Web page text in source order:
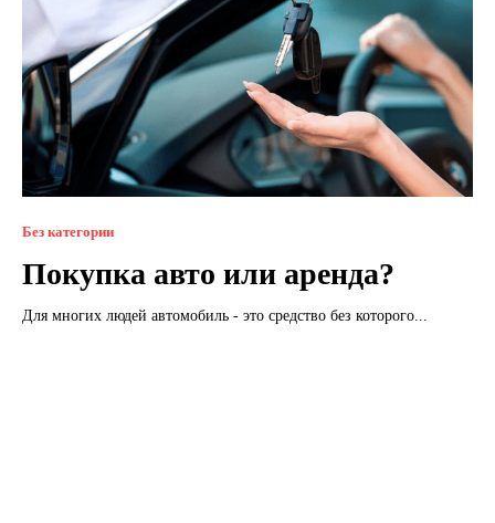
Без категории
Покупка авто или аренда?
Для многих людей автомобиль - это средство без которого...